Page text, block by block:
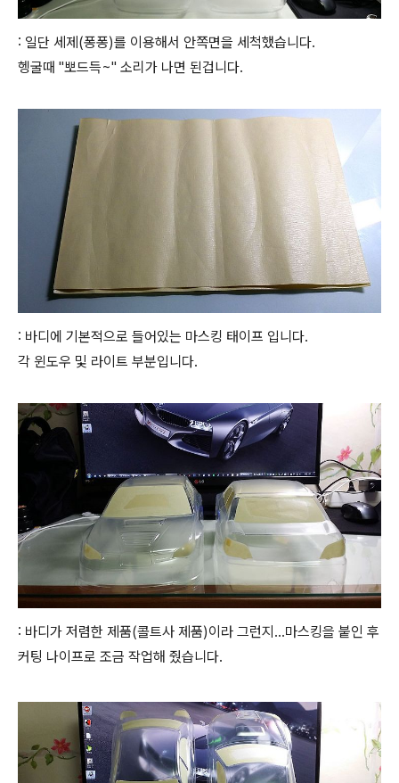
: 일단 세제(퐁퐁)를 이용해서 안쪽면을 세척했습니다.
헹굴때 "뽀드득~" 소리가 나면 된겁니다.
: 바디에 기본적으로 들어있는 마스킹 태이프 입니다.
각 윈도우 및 라이트 부분입니다.
: 바디가 저렴한 제품(콜트사 제품)이라 그런지...마스킹을 붙인 후
커팅 나이프로 조금 작업해 줬습니다.